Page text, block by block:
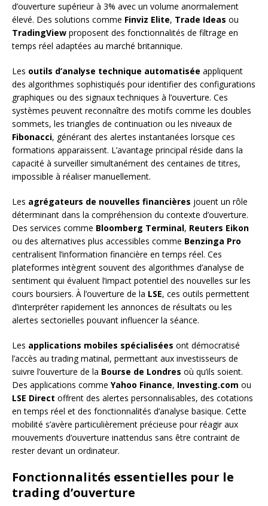
d’ouverture supérieur à 3% avec un volume anormalement
élevé. Des solutions comme Finviz Elite, Trade Ideas ou
TradingView proposent des fonctionnalités de filtrage en
temps réel adaptées au marché britannique.
Les outils d’analyse technique automatisée appliquent
des algorithmes sophistiqués pour identifier des configurations
graphiques ou des signaux techniques à l’ouverture. Ces
systèmes peuvent reconnaître des motifs comme les doubles
sommets, les triangles de continuation ou les niveaux de
Fibonacci, générant des alertes instantanées lorsque ces
formations apparaissent. L’avantage principal réside dans la
capacité à surveiller simultanément des centaines de titres,
impossible à réaliser manuellement.
Les agrégateurs de nouvelles financières jouent un rôle
déterminant dans la compréhension du contexte d’ouverture.
Des services comme Bloomberg Terminal, Reuters Eikon
ou des alternatives plus accessibles comme Benzinga Pro
centralisent l’information financière en temps réel. Ces
plateformes intègrent souvent des algorithmes d’analyse de
sentiment qui évaluent l’impact potentiel des nouvelles sur les
cours boursiers. À l’ouverture de la LSE, ces outils permettent
d’interpréter rapidement les annonces de résultats ou les
alertes sectorielles pouvant influencer la séance.
Les applications mobiles spécialisées ont démocratisé
l’accès au trading matinal, permettant aux investisseurs de
suivre l’ouverture de la Bourse de Londres où qu’ils soient.
Des applications comme Yahoo Finance, Investing.com ou
LSE Direct offrent des alertes personnalisables, des cotations
en temps réel et des fonctionnalités d’analyse basique. Cette
mobilité s’avère particulièrement précieuse pour réagir aux
mouvements d’ouverture inattendus sans être contraint de
rester devant un ordinateur.
Fonctionnalités essentielles pour le
trading d’ouverture